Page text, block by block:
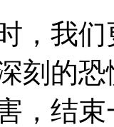
，我
刻的
，结